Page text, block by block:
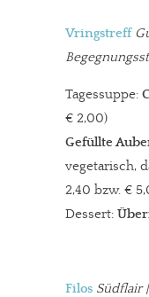
Vringstreff
Tagessuppe:
€ 2,00)
Gefüllte
vegetarisch,
2,40 bzw. €
Dessert:
Filos Südflair